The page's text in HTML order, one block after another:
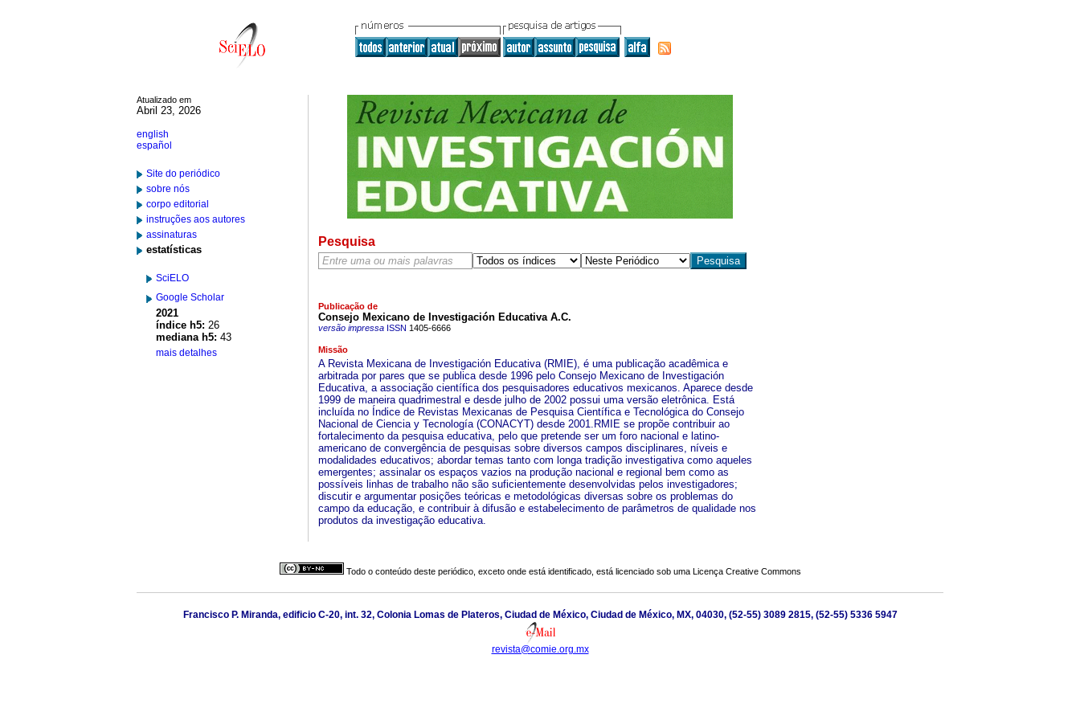
Atualizado em
Abril 23, 2026
english
español
Site do periódico
sobre nós
corpo editorial
instruções aos autores
assinaturas
estatísticas
SciELO
Google Scholar
2021
índice h5: 26
mediana h5: 43
mais detalhes
Pesquisa
Publicação de
Consejo Mexicano de Investigación Educativa A.C.
versão impressaISSN 1405-6666
Missão
A Revista Mexicana de Investigación Educativa (RMIE), é uma publicação acadêmica e
arbitrada por pares que se publica desde 1996 pelo Consejo Mexicano de Investigación
Educativa, a associação científica dos pesquisadores educativos mexicanos. Aparece desde
1999 de maneira quadrimestral e desde julho de 2002 possui uma versão eletrônica. Está
incluída no Índice de Revistas Mexicanas de Pesquisa Científica e Tecnológica do Consejo
Nacional de Ciencia y Tecnología (CONACYT) desde 2001.RMIE se propõe contribuir ao
fortalecimento da pesquisa educativa, pelo que pretende ser um foro nacional e latino-
americano de convergência de pesquisas sobre diversos campos disciplinares, níveis e
modalidades educativos; abordar temas tanto com longa tradição investigativa como aqueles
emergentes; assinalar os espaços vazios na produção nacional e regional bem como as
possíveis linhas de trabalho não são suficientemente desenvolvidas pelos investigadores;
discutir e argumentar posições teóricas e metodológicas diversas sobre os problemas do
campo da educação, e contribuir à difusão e estabelecimento de parâmetros de qualidade nos
produtos da investigação educativa.
Todo o conteúdo deste periódico, exceto onde está identificado, está licenciado sob uma Licença Creative Commons
Francisco P. Miranda, edificio C-20, int. 32, Colonia Lomas de Plateros, Ciudad de México, Ciudad de México, MX, 04030, (52-55) 3089 2815, (52-55) 5336 5947
revista@comie.org.mx